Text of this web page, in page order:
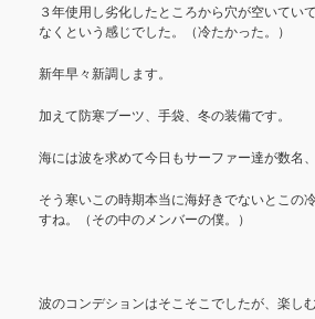
３年使用し劣化したところから穴が空いてい
なくという感じでした。（冷たかった。）
新年早々新調します。
加えて防寒ブーツ、手袋、冬の装備です。
海には波を求めて今日もサーファー達が数名、
そう寒いこの時期本当に海好きでないとこの
すね。（その中のメンバーの僕。）
波のコンデションはそこそこでしたが、楽し